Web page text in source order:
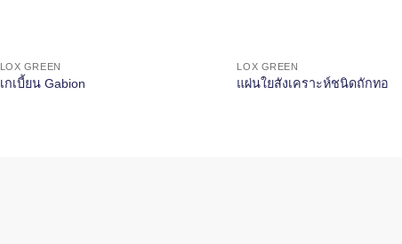
LOX GREEN
เกเบี้ยน Gabion
LOX GREEN
แผ่นใยสังเคราะห์ชนิดถักทอ